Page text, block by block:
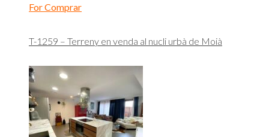
For Comprar
T-1259 – Terreny en venda al nucli urbà de Moià